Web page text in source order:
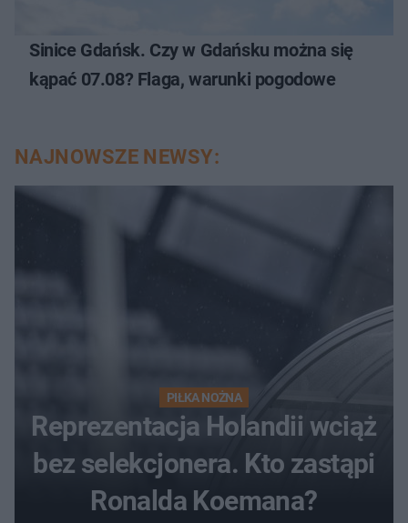
Sinice Gdańsk. Czy w Gdańsku można się
kąpać 07.08? Flaga, warunki pogodowe
NAJNOWSZE NEWSY:
PIŁKA NOŻNA
Reprezentacja Holandii wciąż
bez selekcjonera. Kto zastąpi
Ronalda Koemana?